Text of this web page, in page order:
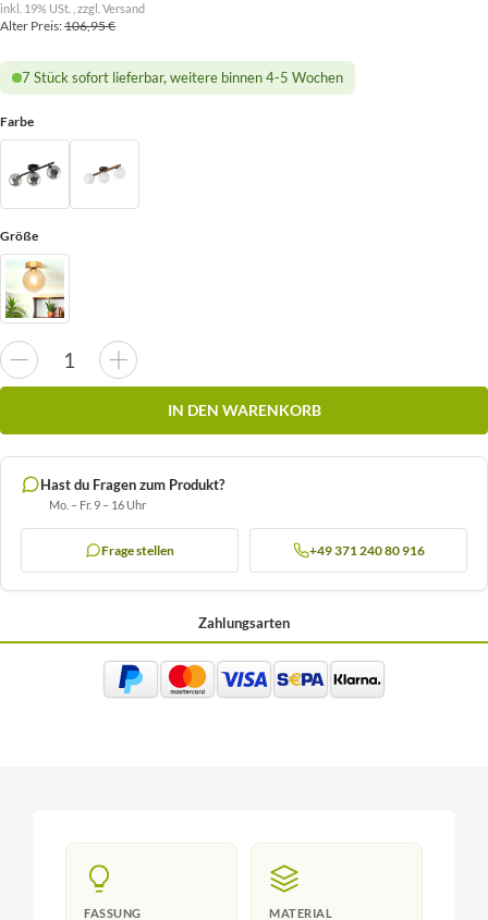
inkl. 19% USt. , zzgl. Versand
Alter Preis:106,95 €
7 Stück sofort lieferbar, weitere binnen 4-5 Wochen
Farbe
Größe
IN DEN WARENKORB
Hast du Fragen zum Produkt?
Mo. – Fr. 9 – 16 Uhr
Frage stellen +49 371 240 80 916
Zahlungsarten
FASSUNG MATERIAL